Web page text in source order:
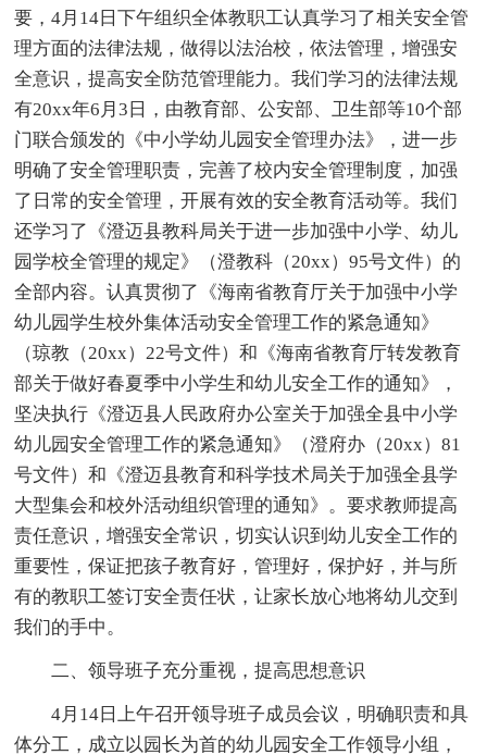
要，4月14日下午组织全体教职工认真学习了相关安全管
理方面的法律法规，做得以法治校，依法管理，增强安
全意识，提高安全防范管理能力。我们学习的法律法规
有20xx年6月3日，由教育部、公安部、卫生部等10个部
门联合颁发的《中小学幼儿园安全管理办法》，进一步
明确了安全管理职责，完善了校内安全管理制度，加强
了日常的安全管理，开展有效的安全教育活动等。我们
还学习了《澄迈县教科局关于进一步加强中小学、幼儿
园学校全管理的规定》（澄教科（20xx）95号文件）的
全部内容。认真贯彻了《海南省教育厅关于加强中小学
幼儿园学生校外集体活动安全管理工作的紧急通知》
（琼教（20xx）22号文件）和《海南省教育厅转发教育
部关于做好春夏季中小学生和幼儿安全工作的通知》，
坚决执行《澄迈县人民政府办公室关于加强全县中小学
幼儿园安全管理工作的紧急通知》（澄府办（20xx）81
号文件）和《澄迈县教育和科学技术局关于加强全县学
大型集会和校外活动组织管理的通知》。要求教师提高
责任意识，增强安全常识，切实认识到幼儿安全工作的
重要性，保证把孩子教育好，管理好，保护好，并与所
有的教职工签订安全责任状，让家长放心地将幼儿交到
我们的手中。
二、领导班子充分重视，提高思想意识
4月14日上午召开领导班子成员会议，明确职责和具
体分工，成立以园长为首的幼儿园安全工作领导小组，